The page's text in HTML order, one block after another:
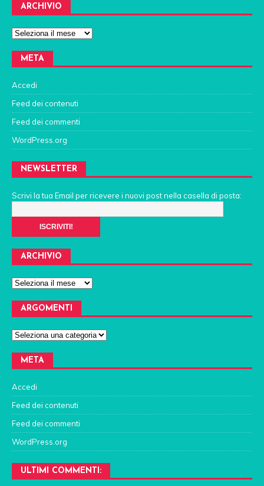
ARCHIVIO
META
Accedi
Feed dei contenuti
Feed dei commenti
WordPress.org
NEWSLETTER
Scrivi la tua Email per ricevere i nuovi post nella casella di posta:
ARCHIVIO
ARGOMENTI
META
Accedi
Feed dei contenuti
Feed dei commenti
WordPress.org
ULTIMI COMMENTI: